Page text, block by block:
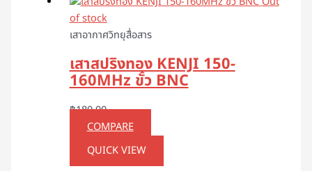
of stock
เสาอากาศวิทยุสื่อสาร
เสาสปริงทอง KENJI 150-
160MHz ขั้ว BNC
฿180.00
COMPARE
QUICK VIEW